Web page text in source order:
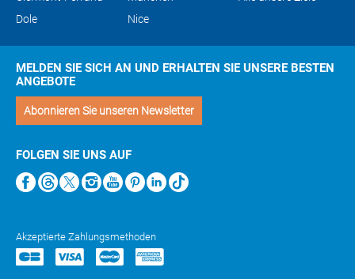
Dole
Nice
MELDEN SIE SICH AN UND ERHALTEN SIE UNSERE BESTEN
ANGEBOTE
Abonnieren Sie unseren Newsletter
FOLGEN SIE UNS AUF
Akzeptierte Zahlungsmethoden